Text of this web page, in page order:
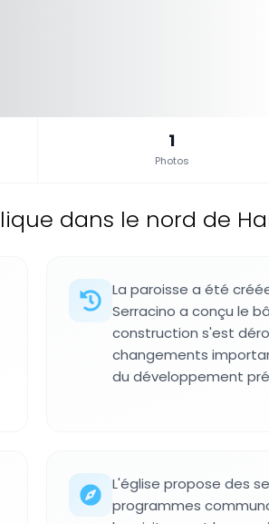
1
Photos
dans le nord de
La paroisse a été
Serracino a conçu le
construction s'est
changements
du développement
L'église propose des
programmes